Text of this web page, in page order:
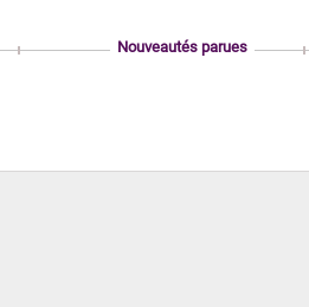
Nouveautés parues